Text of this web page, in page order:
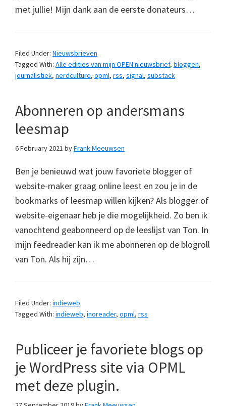
met jullie! Mijn dank aan de eerste donateurs…
Filed Under: Nieuwsbrieven
Tagged With: Alle edities van mijn OPEN nieuwsbrief, bloggen,
journalistiek, nerdculture, opml, rss, signal, substack
Abonneren op andersmans
leesmap
6 February 2021 byFrank Meeuwsen
Ben je benieuwd wat jouw favoriete blogger of
website-maker graag online leest en zou je in de
bookmarks of leesmap willen kijken? Als blogger of
website-eigenaar heb je die mogelijkheid. Zo ben ik
vanochtend geabonneerd op de leeslijst van Ton. In
mijn feedreader kan ik me abonneren op de blogroll
van Ton. Als hij zijn…
Filed Under: indieweb
Tagged With: indieweb, inoreader, opml, rss
Publiceer je favoriete blogs op
je WordPress site via OPML
met deze plugin.